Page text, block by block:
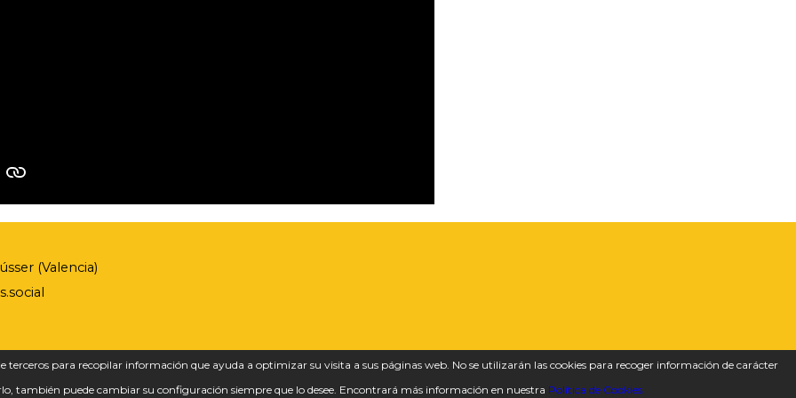
(Valencia)
para recopilar información que ayuda a optimizar su visita a sus páginas web. No se utilizarán las cookies para recoger información de carácter
también puede cambiar su configuración siempre que lo desee. Encontrará más información en nuestra Política de Cookies.